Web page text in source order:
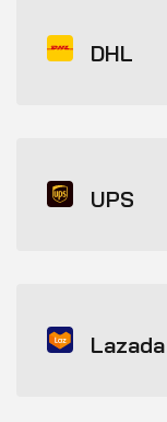
DHL
UPS
Lazada